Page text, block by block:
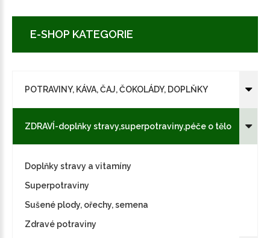
E-SHOP KATEGORIE
POTRAVINY, KÁVA, ČAJ, ČOKOLÁDY, DOPLŇKY
ZDRAVÍ-doplňky stravy,superpotraviny,péče o tělo
Doplňky stravy a vitamíny
Superpotraviny
Sušené plody, ořechy, semena
Zdravé potraviny